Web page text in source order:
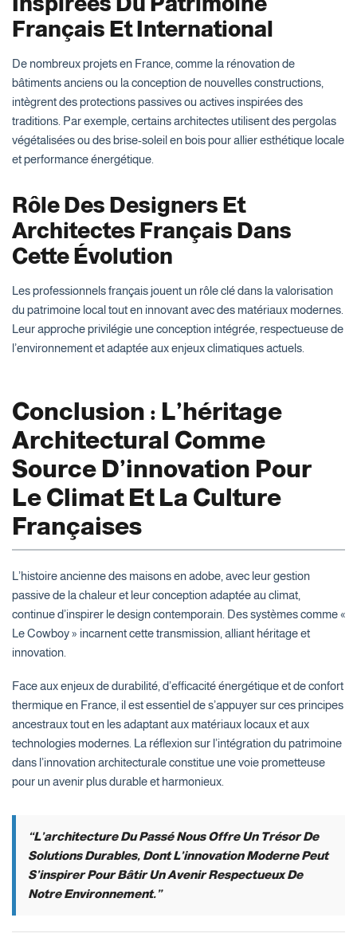
Français Et International
De nombreux projets en France, comme la rénovation de
bâtiments anciens ou la conception de nouvelles constructions,
intègrent des protections passives ou actives inspirées des
traditions. Par exemple, certains architectes utilisent des pergolas
végétalisées ou des brise-soleil en bois pour allier esthétique locale
et performance énergétique.
Rôle Des Designers Et
Architectes Français Dans
Cette Évolution
Les professionnels français jouent un rôle clé dans la valorisation
du patrimoine local tout en innovant avec des matériaux modernes.
Leur approche privilégie une conception intégrée, respectueuse de
l’environnement et adaptée aux enjeux climatiques actuels.
Conclusion : L’héritage
Architectural Comme
Source D’innovation Pour
Le Climat Et La Culture
Françaises
L’histoire ancienne des maisons en adobe, avec leur gestion
passive de la chaleur et leur conception adaptée au climat,
continue d’inspirer le design contemporain. Des systèmes comme «
Le Cowboy » incarnent cette transmission, alliant héritage et
innovation.
Face aux enjeux de durabilité, d’efficacité énergétique et de confort
thermique en France, il est essentiel de s’appuyer sur ces principes
ancestraux tout en les adaptant aux matériaux locaux et aux
technologies modernes. La réflexion sur l’intégration du patrimoine
dans l’innovation architecturale constitue une voie prometteuse
pour un avenir plus durable et harmonieux.
“L’architecture Du Passé Nous Offre Un Trésor De
Solutions Durables, Dont L’innovation Moderne Peut
S’inspirer Pour Bâtir Un Avenir Respectueux De
Notre Environnement.”